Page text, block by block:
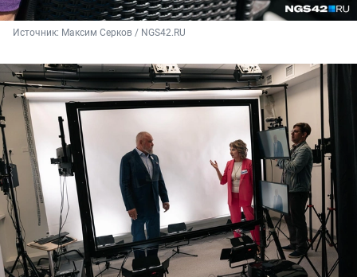
Источник: Максим Серков / NGS42.RU